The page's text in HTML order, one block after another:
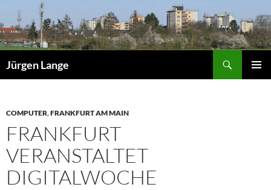
Inhalt
springen
Jürgen Lange
COMPUTER,FRANKFURT AM MAIN
FRANKFURT
VERANSTALTET
DIGITALWOCHE